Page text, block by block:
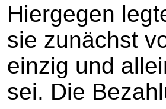
Hiergegen
sie zunächst
einzig und
sei. Die